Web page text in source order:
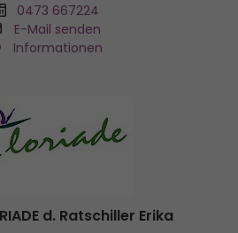
0473 667224
E-Mail senden
Informationen
d. Ratschiller Erika